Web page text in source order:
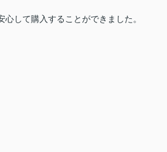
心して購入することができました。